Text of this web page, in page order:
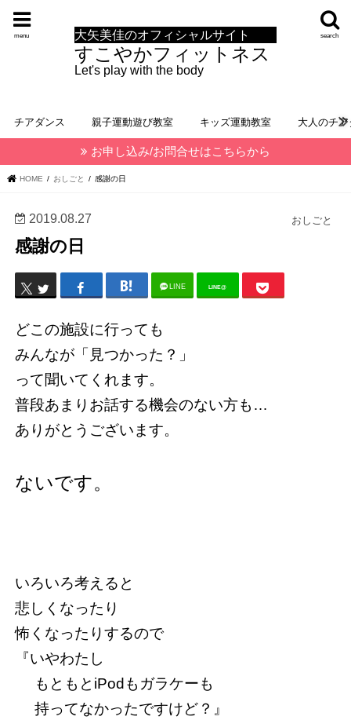
大矢美佳のオフィシャルサイト
すこやかフィットネス
Let's play with the body
search
menu
チアダンス 親子運動遊び教室 キッズ運動教室 大人のチ
お申し込み/お問合せはこちらから
HOME おしごと 感謝の日
おしごと
2019.08.27
感謝の日
LINE LINE@
どこの施設に行っても
みんなが「見つかった？」
って聞いてくれます。
普段あまりお話する機会のない方も…
ありがとうございます。
ないです。
いろいろ考えると
悲しくなったり
怖くなったりするので
『いやわたし
もともとiPodもガラケーも
持ってなかったですけど？』